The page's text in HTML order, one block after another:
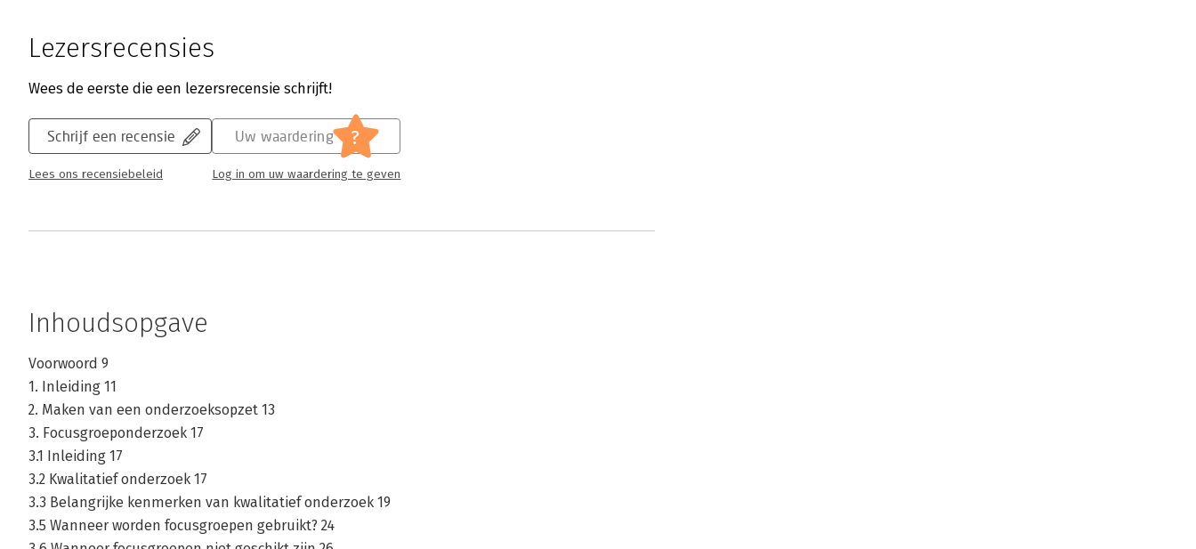
Lezersrecensies
Wees de eerste die een lezersrecensie schrijft!
Schrijf een recensie
Lees ons recensiebeleid
Uw waardering ?
Log in om uw waardering te geven
Inhoudsopgave
Voorwoord 9
1. Inleiding 11
2. Maken van een onderzoeksopzet 13
3. Focusgroeponderzoek 17
3.1 Inleiding 17
3.2 Kwalitatief onderzoek 17
3.3 Belangrijke kenmerken van kwalitatief onderzoek 19
3.5 Wanneer worden focusgroepen gebruikt? 24